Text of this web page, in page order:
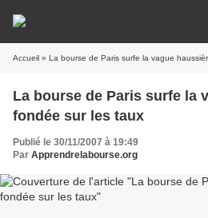
Accueil » La bourse de Paris surfe la vague
La bourse de Paris surfe la
fondée sur les taux
Publié le 30/11/2007 à 19:49
Par Apprendrelabourse.org